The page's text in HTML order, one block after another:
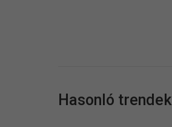
Hasonló trendek